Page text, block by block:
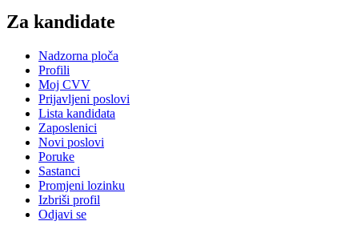
Za kandidate
Nadzorna ploča
Profili
Moj CVV
Prijavljeni poslovi
Lista kandidata
Zaposlenici
Novi poslovi
Poruke
Sastanci
Promjeni lozinku
Izbriši profil
Odjavi se